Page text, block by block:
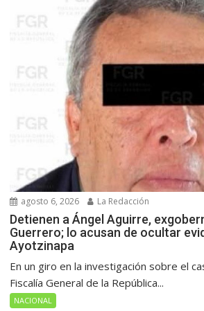
agosto 6, 2026 La Redacción
Detienen a Ángel Aguirre,
Guerrero; lo acusan de ocultar
Ayotzinapa
En un giro en la investigación sobre el
Fiscalía General de la República...
NACIONAL